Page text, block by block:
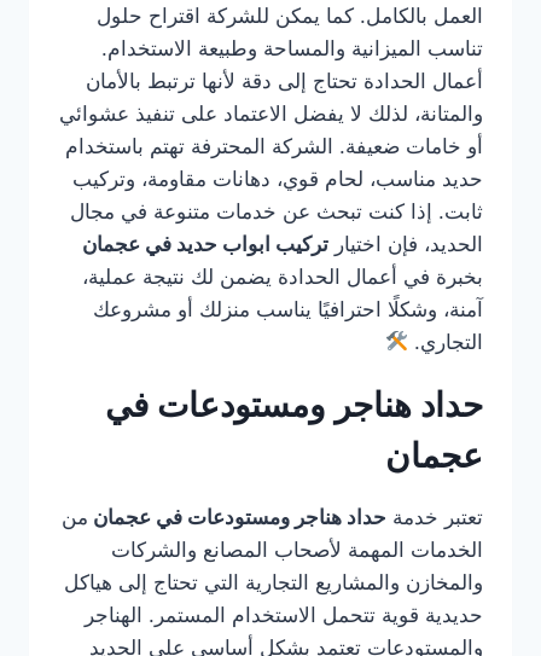
العمل بالكامل. كما يمكن للشركة اقتراح حلول
تناسب الميزانية والمساحة وطبيعة الاستخدام.
أعمال الحدادة تحتاج إلى دقة لأنها ترتبط بالأمان
والمتانة، لذلك لا يفضل الاعتماد على تنفيذ عشوائي
أو خامات ضعيفة. الشركة المحترفة تهتم باستخدام
حديد مناسب، لحام قوي، دهانات مقاومة، وتركيب
ثابت. إذا كنت تبحث عن خدمات متنوعة في مجال
الحديد، فإن اختيار تركيب ابواب حديد في عجمان
بخبرة في أعمال الحدادة يضمن لك نتيجة عملية،
آمنة، وشكلًا احترافيًا يناسب منزلك أو مشروعك
التجاري.
حداد هناجر ومستودعات في
عجمان
تعتبر خدمة حداد هناجر ومستودعات في عجمان من
الخدمات المهمة لأصحاب المصانع والشركات
والمخازن والمشاريع التجارية التي تحتاج إلى هياكل
حديدية قوية تتحمل الاستخدام المستمر. الهناجر
والمستودعات تعتمد بشكل أساسي على الحديد